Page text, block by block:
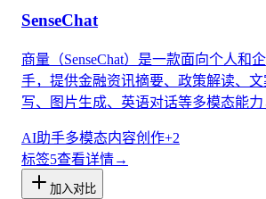
SenseChat
商量（SenseChat）是一款面向个人和
手，提供金融资讯摘要、政策解读、
写、图片生成、英语对话等多模态能
AI助手多模态内容创作+2
标签5查看详情→
加入对比